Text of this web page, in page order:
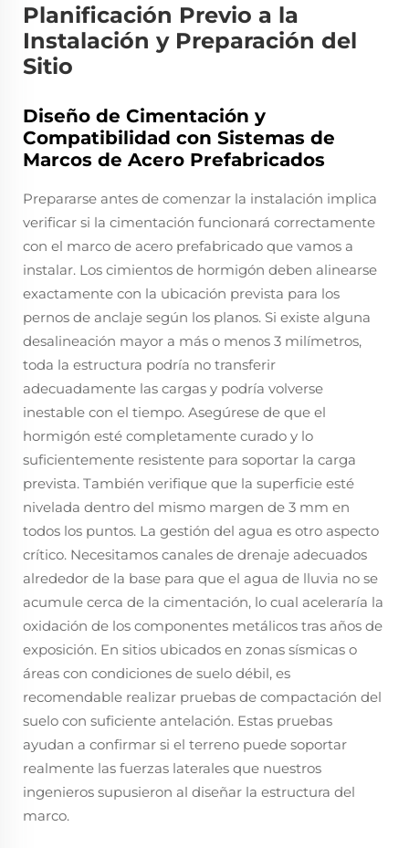
Planificación Previo a la
Instalación y Preparación del
Sitio
Diseño de Cimentación y
Compatibilidad con Sistemas de
Marcos de Acero Prefabricados
Prepararse antes de comenzar la instalación implica
verificar si la cimentación funcionará correctamente
con el marco de acero prefabricado que vamos a
instalar. Los cimientos de hormigón deben alinearse
exactamente con la ubicación prevista para los
pernos de anclaje según los planos. Si existe alguna
desalineación mayor a más o menos 3 milímetros,
toda la estructura podría no transferir
adecuadamente las cargas y podría volverse
inestable con el tiempo. Asegúrese de que el
hormigón esté completamente curado y lo
suficientemente resistente para soportar la carga
prevista. También verifique que la superficie esté
nivelada dentro del mismo margen de 3 mm en
todos los puntos. La gestión del agua es otro aspecto
crítico. Necesitamos canales de drenaje adecuados
alrededor de la base para que el agua de lluvia no se
acumule cerca de la cimentación, lo cual aceleraría la
oxidación de los componentes metálicos tras años de
exposición. En sitios ubicados en zonas sísmicas o
áreas con condiciones de suelo débil, es
recomendable realizar pruebas de compactación del
suelo con suficiente antelación. Estas pruebas
ayudan a confirmar si el terreno puede soportar
realmente las fuerzas laterales que nuestros
ingenieros supusieron al diseñar la estructura del
marco.